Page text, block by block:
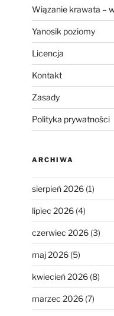
Wiązanie krawata –
Yanosik poziomy
Licencja
Kontakt
Zasady
Polityka prywatności
ARCHIWA
sierpień 2026(1)
lipiec 2026(4)
czerwiec 2026(3)
maj 2026(5)
kwiecień 2026(8)
marzec 2026(7)